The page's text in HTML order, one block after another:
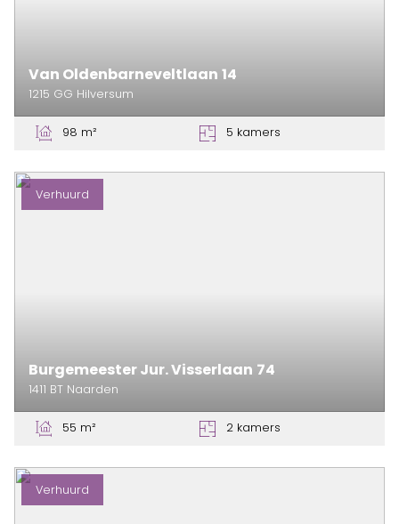
Van Oldenbarneveltlaan 14
1215 GG Hilversum
98 m² 5 kamers
Verhuurd
Burgemeester Jur. Visserlaan 74
1411 BT Naarden
55 m² 2 kamers
Verhuurd